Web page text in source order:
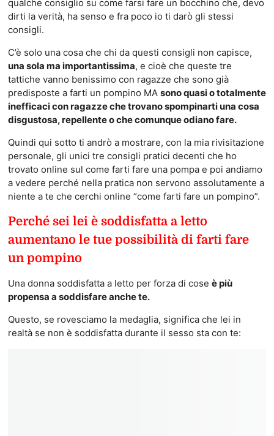
qualche consiglio su come farsi fare un bocchino che, devo
dirti la verità, ha senso e fra poco io ti darò gli stessi
consigli.
C’è solo una cosa che chi da questi consigli non capisce,
una sola ma importantissima, e cioè che queste tre
tattiche vanno benissimo con ragazze che sono già
predisposte a farti un pompino MA sono quasi o totalmente
inefficaci con ragazze che trovano spompinarti una cosa
disgustosa, repellente o che comunque odiano fare.
Quindi qui sotto ti andrò a mostrare, con la mia rivisitazione
personale, gli unici tre consigli pratici decenti che ho
trovato online sul come farti fare una pompa e poi andiamo
a vedere perché nella pratica non servono assolutamente a
niente a te che cerchi online “come farti fare un pompino”.
Perché sei lei è soddisfatta a letto
aumentano le tue possibilità di farti fare
un pompino
Una donna soddisfatta a letto per forza di cose è più
propensa a soddisfare anche te.
Questo, se rovesciamo la medaglia, significa che lei in
realtà se non è soddisfatta durante il sesso sta con te: